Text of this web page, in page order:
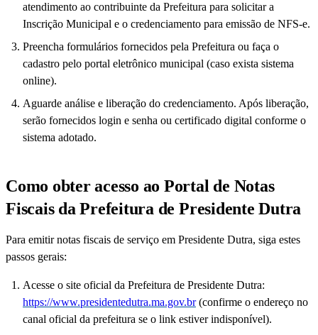
atendimento ao contribuinte da Prefeitura para solicitar a
Inscrição Municipal e o credenciamento para emissão de NFS-e.
Preencha formulários fornecidos pela Prefeitura ou faça o
cadastro pelo portal eletrônico municipal (caso exista sistema
online).
Aguarde análise e liberação do credenciamento. Após liberação,
serão fornecidos login e senha ou certificado digital conforme o
sistema adotado.
Como obter acesso ao Portal de Notas
Fiscais da Prefeitura de Presidente Dutra
Para emitir notas fiscais de serviço em Presidente Dutra, siga estes
passos gerais:
Acesse o site oficial da Prefeitura de Presidente Dutra:
https://www.presidentedutra.ma.gov.br(confirme o endereço no
canal oficial da prefeitura se o link estiver indisponível).